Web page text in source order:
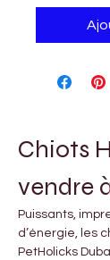
Chiots
vendre
Puissants,
d’énergie, les
PetHolicks